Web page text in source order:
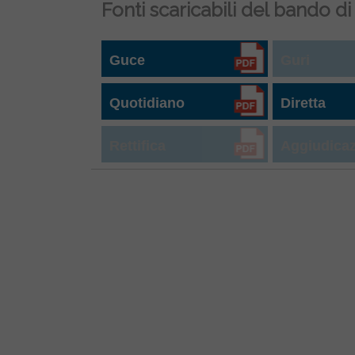
Fonti scaricabili del bando